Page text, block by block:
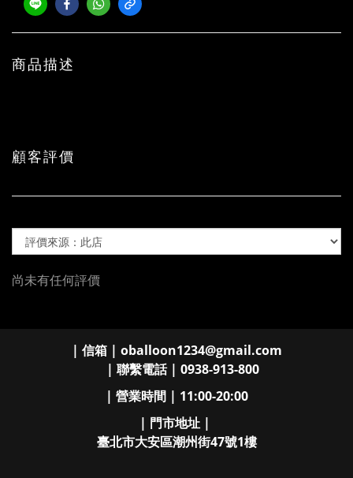
商品描述
顧客評價
尚未有任何評價
| 信箱 | oballoon1234@gmail.com
| 聯繫電話 | 0938-913-800
| 營業時間 | 11:00-20:00
| 門市地址 |
臺北市大安區潮州街47號1樓